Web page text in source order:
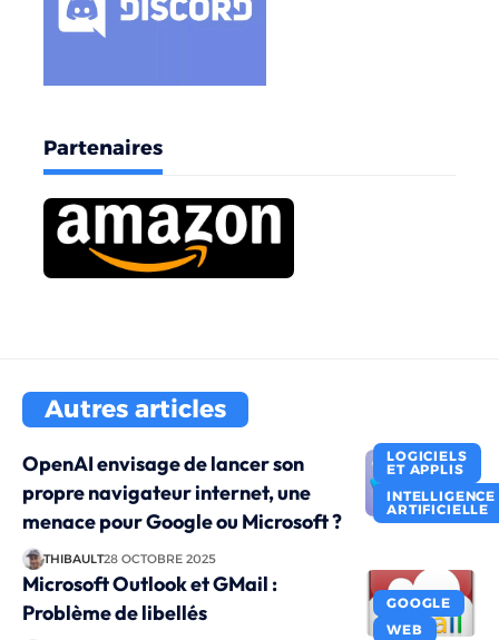
Partenaires
Autres articles
LOGICIELS
ET APPLIS
INTELLIGENCE
ARTIFICIELLE
OpenAI envisage de lancer son
propre navigateur internet, une
menace pour Google ou Microsoft ?
THIBAULT28 OCTOBRE 2025
GOOGLE
WEB
Microsoft Outlook et GMail :
Problème de libellés